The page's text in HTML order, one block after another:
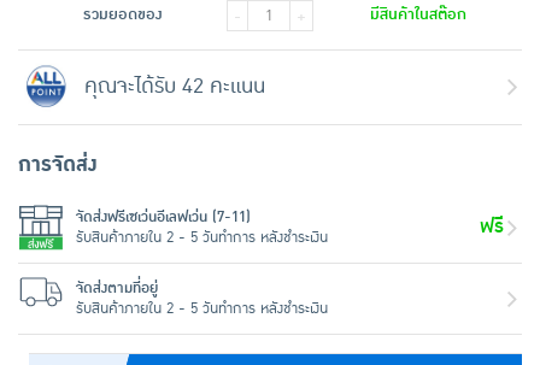
รวมยอดของ - + มีสินค้าในสต๊อก
คุณจะได้รับ 42 คะแนน
การจัดส่ง
จัดส่งฟรีเซเว่นอีเลฟเว่น (7-11)
รับสินค้าภายใน 2 - 5 วันทำการ หลังชำระเงิน
ฟรี
จัดส่งตามที่อยู่
รับสินค้าภายใน 2 - 5 วันทำการ หลังชำระเงิน